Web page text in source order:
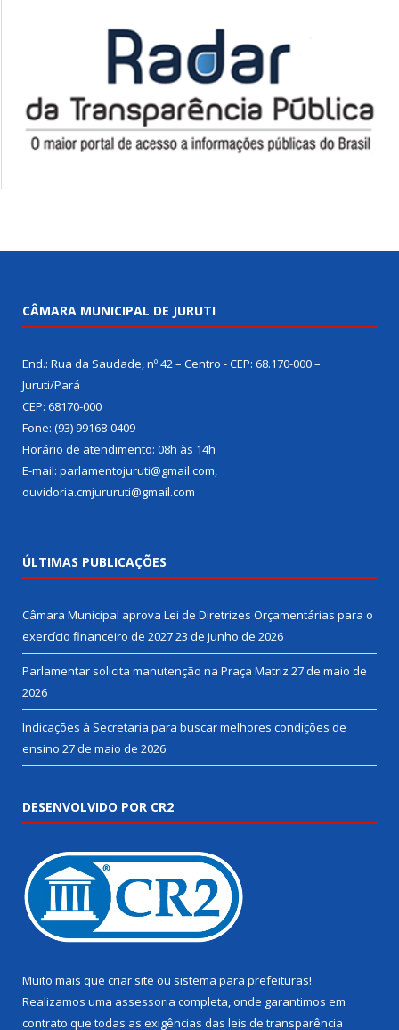
CÂMARA MUNICIPAL DE JURUTI
End.: Rua da Saudade, nº 42 – Centro - CEP: 68.170-000 –
Juruti/Pará
CEP: 68170-000
Fone: (93) 99168-0409
Horário de atendimento: 08h às 14h
E-mail: parlamentojuruti@gmail.com,
ouvidoria.cmjururuti@gmail.com
ÚLTIMAS PUBLICAÇÕES
Câmara Municipal aprova Lei de Diretrizes Orçamentárias para o
exercício financeiro de 202723 de junho de 2026
Parlamentar solicita manutenção na Praça Matriz 27 de maio de
2026
Indicações à Secretaria para buscar melhores condições de
ensino 27 de maio de 2026
DESENVOLVIDO POR CR2
Muito mais que criar site ou sistema para prefeituras!
Realizamos uma assessoria completa, onde garantimos em
contrato que todas as exigências das leis de transparência